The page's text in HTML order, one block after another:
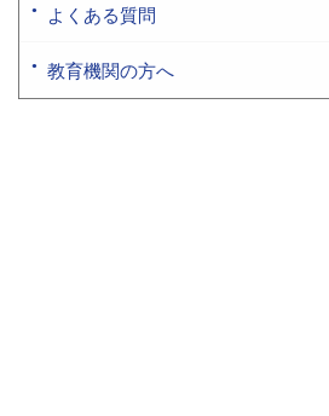
よくある質問
教育機関の方へ